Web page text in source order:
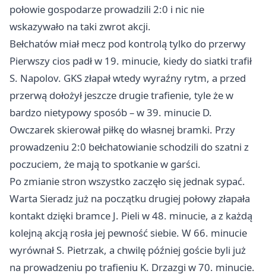
połowie gospodarze prowadzili 2:0 i nic nie
wskazywało na taki zwrot akcji.
Bełchatów miał mecz pod kontrolą tylko do przerwy
Pierwszy cios padł w 19. minucie, kiedy do siatki trafił
S. Napolov. GKS złapał wtedy wyraźny rytm, a przed
przerwą dołożył jeszcze drugie trafienie, tyle że w
bardzo nietypowy sposób – w 39. minucie D.
Owczarek skierował piłkę do własnej bramki. Przy
prowadzeniu 2:0 bełchatowianie schodzili do szatni z
poczuciem, że mają to spotkanie w garści.
Po zmianie stron wszystko zaczęło się jednak sypać.
Warta Sieradz już na początku drugiej połowy złapała
kontakt dzięki bramce J. Pieli w 48. minucie, a z każdą
kolejną akcją rosła jej pewność siebie. W 66. minucie
wyrównał S. Pietrzak, a chwilę później goście byli już
na prowadzeniu po trafieniu K. Drzazgi w 70. minucie.